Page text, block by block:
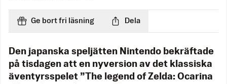
Ge bort fri läsning Dela
Den japanska speljätten Nintendo bekräftade
på tisdagen att en nyversion av det klassiska
äventyrsspelet ”The legend of Zelda: Ocarina